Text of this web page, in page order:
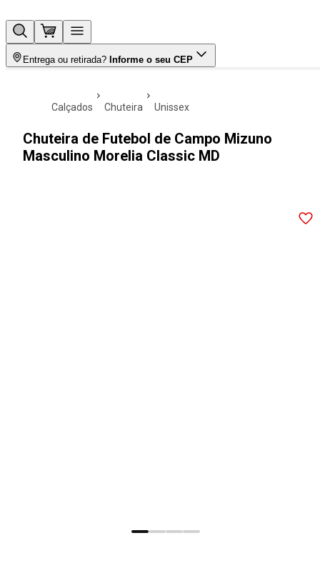
Entrega ou retirada? Informe o seu CEP
calçados chuteira unissex
Chuteira de Futebol de Campo Mizuno
Masculino Morelia Classic MD